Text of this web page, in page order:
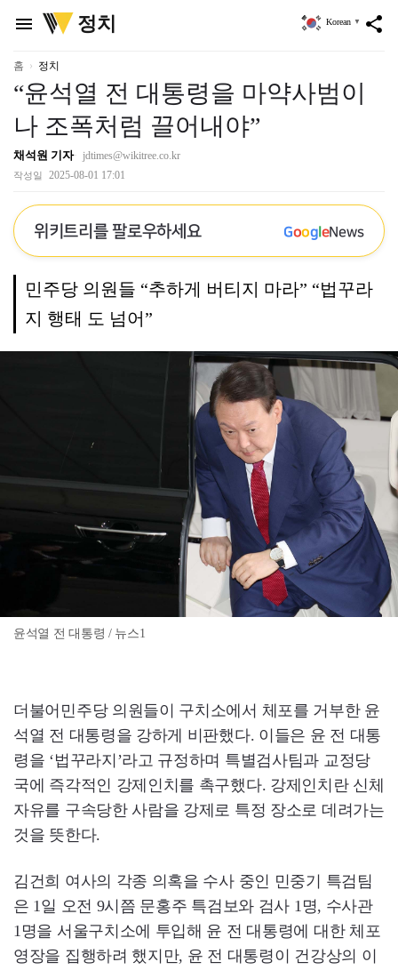
menu
위
키
정치 share
Korean ▼
홈 정치
“윤석열 전 대통령을 마약사범이
나 조폭처럼 끌어내야”
채석원 기자 jdtimes@wikitree.co.kr
작성일 2025-08-01 17:01
위키트리를 팔로우하세요 GoogleNews
민주당 의원들 “추하게 버티지 마라” “법꾸라
지 행태 도 넘어”
윤석열 전 대통령 / 뉴스1
더불어민주당 의원들이 구치소에서 체포를 거부한 윤
석열 전 대통령을 강하게 비판했다. 이들은 윤 전 대통
령을 ‘법꾸라지’라고 규정하며 특별검사팀과 교정당
국에 즉각적인 강제인치를 촉구했다. 강제인치란 신체
자유를 구속당한 사람을 강제로 특정 장소로 데려가는
것을 뜻한다.
김건희 여사의 각종 의혹을 수사 중인 민중기 특검팀
은 1일 오전 9시쯤 문홍주 특검보와 검사 1명, 수사관
1명을 서울구치소에 투입해 윤 전 대통령에 대한 체포
영장을 집행하려 했지만, 윤 전 대통령이 건강상의 이